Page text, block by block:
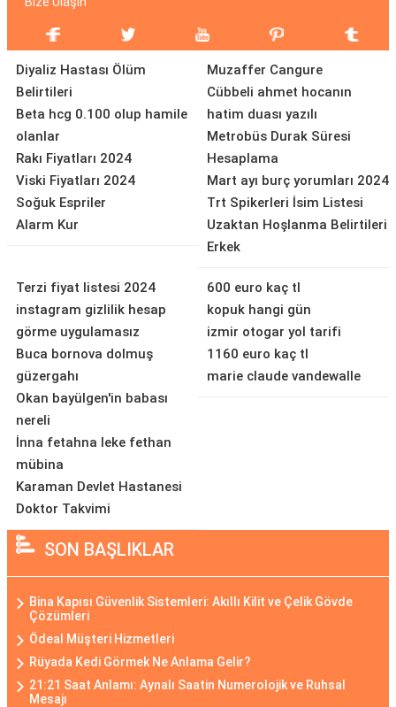
Diyaliz Hastası Ölüm
Belirtileri
Beta hcg 0.100 olup hamile
olanlar
Rakı Fiyatları 2024
Viski Fiyatları 2024
Soğuk Espriler
Alarm Kur
Muzaffer Cangure
Cübbeli ahmet hocanın
hatim duası yazılı
Metrobüs Durak Süresi
Hesaplama
Mart ayı burç yorumları 2024
Trt Spikerleri İsim Listesi
Uzaktan Hoşlanma Belirtileri
Erkek
Terzi fiyat listesi 2024
instagram gizlilik hesap
görme uygulamasız
Buca bornova dolmuş
güzergahı
Okan bayülgen'in babası
nereli
İnna fetahna leke fethan
mübina
Karaman Devlet Hastanesi
Doktor Takvimi
600 euro kaç tl
kopuk hangi gün
izmir otogar yol tarifi
1160 euro kaç tl
marie claude vandewalle
SON BAŞLIKLAR
Bina Kapısı Güvenlik Sistemleri: Akıllı Kilit ve Çelik Gövde
Çözümleri
Ödeal Müşteri Hizmetleri
Rüyada Kedi Görmek Ne Anlama Gelir?
21:21 Saat Anlamı: Aynalı Saatin Numerolojik ve Ruhsal
Mesajı